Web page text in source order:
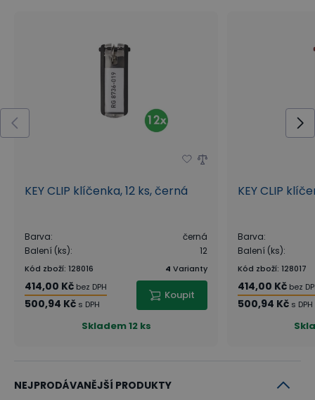
KEY CLIP klíčenka, 12 ks, černá
Barva:
černá
Balení (ks): 12
Kód zboží: 128016 4 Varianty
414,00 Kč bez DPH
500,94 Kč s DPH
Koupit
Skladem12 ks
KEY CLIP
Barva:
Balení (ks):
Kód zboží: 128017
414,00 Kč bez
500,94 Kč s DPH
NEJPRODÁVANĚJŠÍ PRODUKTY